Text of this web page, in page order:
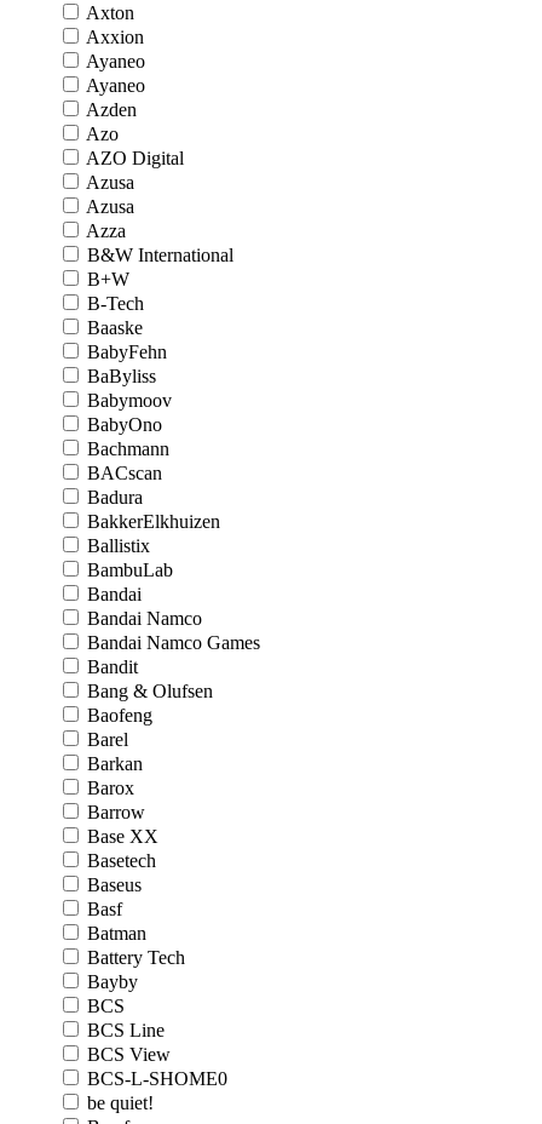
Axton
Axxion
Ayaneo
Ayaneo
Azden
Azo
AZO Digital
Azusa
Azusa
Azza
B&W International
B+W
B-Tech
Baaske
BabyFehn
BaByliss
Babymoov
BabyOno
Bachmann
BACscan
Badura
BakkerElkhuizen
Ballistix
BambuLab
Bandai
Bandai Namco
Bandai Namco Games
Bandit
Bang & Olufsen
Baofeng
Barel
Barkan
Barox
Barrow
Base XX
Basetech
Baseus
Basf
Batman
Battery Tech
Bayby
BCS
BCS Line
BCS View
BCS-L-SHOME0
be quiet!